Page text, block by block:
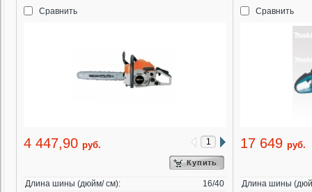
Сравнить
4 447,90 руб.
Купить
Длина шины (дюйм/ см):
16/40
Сравнить
17 649 руб.
Длина шины